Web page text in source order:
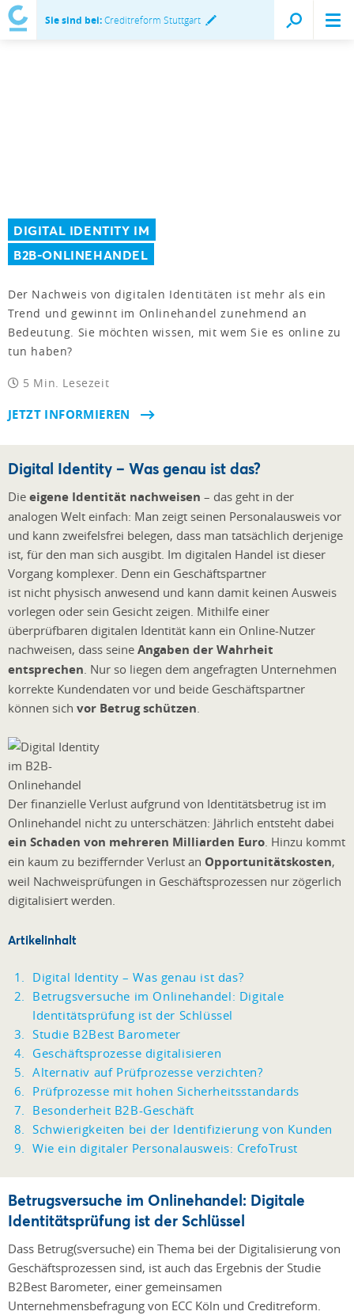
Sie sind bei:Creditreform Stuttgart
DIGITAL IDENTITY IM
B2B-ONLINEHANDEL
Der Nachweis von digitalen Identitäten ist mehr als ein
Trend und gewinnt im Onlinehandel zunehmend an
Bedeutung. Sie möchten wissen, mit wem Sie es online zu
tun haben?
5 Min. Lesezeit
JETZT INFORMIEREN
Digital Identity – Was genau ist das?
Die eigene Identität nachweisen – das geht in der
analogen Welt einfach: Man zeigt seinen Personalausweis vor
und kann zweifelsfrei belegen, dass man tatsächlich derjenige
ist, für den man sich ausgibt. Im digitalen Handel ist dieser
Vorgang komplexer. Denn ein Geschäftspartner
ist nicht physisch anwesend und kann damit keinen Ausweis
vorlegen oder sein Gesicht zeigen. Mithilfe einer
überprüfbaren digitalen Identität kann ein Online-Nutzer
nachweisen, dass seine Angaben der Wahrheit
entsprechen . Nur so liegen dem angefragten Unternehmen
korrekte Kundendaten vor und beide Geschäftspartner
können sich vor Betrug schützen
Der finanzielle Verlust aufgrund von Identitätsbetrug ist im
Onlinehandel nicht zu unterschätzen: Jährlich entsteht dabei
ein Schaden von mehreren Milliarden Euro. Hinzu kommt
ein kaum zu beziffernder Verlust an Opportunitätskosten,
weil Nachweisprüfungen in Geschäftsprozessen nur zögerlich
digitalisiert werden.
Artikelinhalt
Digital Identity – Was genau ist das?
Betrugsversuche im Onlinehandel: Digitale
Identitätsprüfung ist der Schlüssel
Studie B2Best Barometer
Geschäftsprozesse digitalisieren
Alternativ auf Prüfprozesse verzichten?
Prüfprozesse mit hohen Sicherheitsstandards
Besonderheit B2B-Geschäft
Schwierigkeiten bei der Identifizierung von Kunden
Wie ein digitaler Personalausweis: CrefoTrust
Betrugsversuche im Onlinehandel: Digitale
Identitätsprüfung ist der Schlüssel
Dass Betrug(sversuche) ein Thema bei der Digitalisierung von
Geschäftsprozessen sind, ist auch das Ergebnis der Studie
B2Best Barometer, einer gemeinsamen
Unternehmensbefragung von ECC Köln und Creditreform.